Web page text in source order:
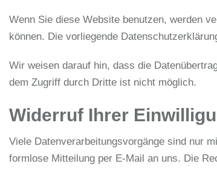
Wenn Sie diese Website benutzen, werden
können. Die vorliegende
Wir weisen darauf hin, dass die
dem Zugriff durch Dritte ist nicht möglich.
Widerruf Ihrer
Viele Datenverarbeitungsvorgänge sind nur
formlose Mitteilung per E-Mail an uns. Die